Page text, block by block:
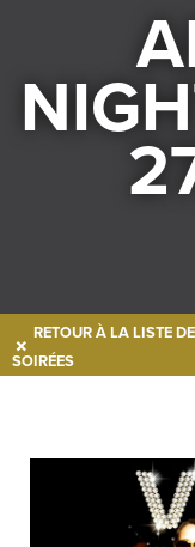
RETOUR À LA LISTE
SOIRÉES